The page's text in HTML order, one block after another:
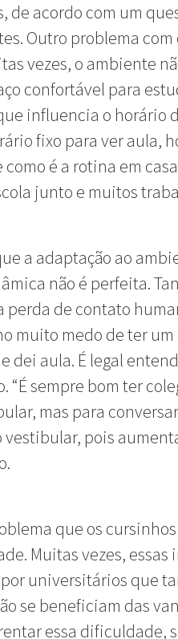
de acordo com um
Outro problema
vezes, o ambiente
confortável para
influencia o horário
fixo para ver aula,
é a rotina em
junto e muitos
a adaptação ao
não é perfeita.
perda de contato
muito medo de ter
dei aula. É legal
“É sempre bom ter
mas para
pois
que os
Muitas vezes,
universitários que
se beneficiam das
essa dificuldade,